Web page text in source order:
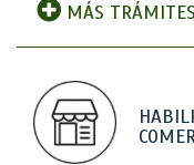
MÁS TRÁMITES